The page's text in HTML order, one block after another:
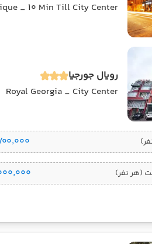
_ 10 Min Till City Center
رویال جورجیا
Royal Georgia _ City Center
(هر نفر)